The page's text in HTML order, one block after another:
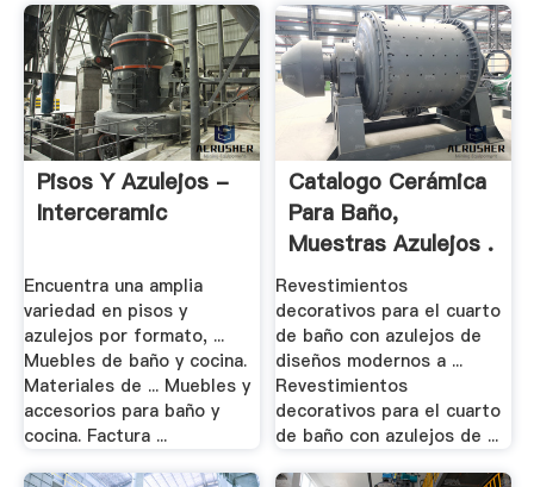
Pisos Y Azulejos -
Interceramic
Encuentra una amplia
variedad en pisos y
azulejos por formato, ...
Muebles de baño y cocina.
Materiales de ... Muebles y
accesorios para baño y
cocina. Factura ...
Catalogo Cerámica
Para Baño,
Muestras Azulejos .
Revestimientos
decorativos para el cuarto
de baño con azulejos de
diseños modernos a ...
Revestimientos
decorativos para el cuarto
de baño con azulejos de ...